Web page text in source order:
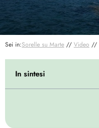
Sei in:Sorelle su Marte // Video //
In sintesi